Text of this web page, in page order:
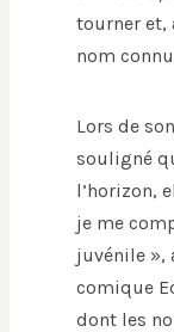
tourner et,
nom
Lors de
souligné
l’horizon,
je me
juvénile »,
comique
dont les